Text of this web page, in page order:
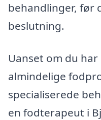
behandlinger, før
beslutning.
Uanset om du
almindelige
specialiserede
en fodterapeut i